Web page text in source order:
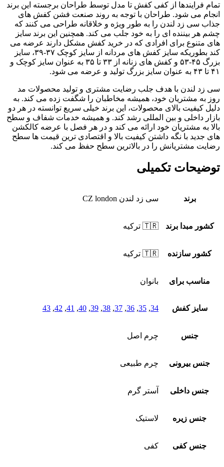
تمام فرایندها از کفی کفش تا مدل توسط طراحان برجسته این برند
انجام می شود. طراحان با توجه به روند صنعت فشن کفش های
جذاب سی زد لندن را به طور ویژه و خلاقانه طراحی می کنند که
چشم هر بیننده ای را به خود جلب می کند. همچنین این برند سایز
های متنوع برای افرادی که در خرید کفش مشکل دارند عرضه می
کند بطوریکه سایز کفش های مردانه از سایز کوچک ۳۷-۳۹، سایز
بزرگ ۴۵-۵۳ و کفش های زنانه از ۳۳ تا ۳۵ به عنوان سایز کوچک و
۴۱ تا ۴۳ به عنوان سایز بزرگ تولید و عرضه می شود.
سی زد لندن با هدف جلب رضایت مشتری و تولید محصولات مد
روز به مشتریان خود، همیشه مخاطبان را شگفت زده می کند. به
دلیل کیفیت بالای محصولات، این برند خیلی سریع توانسته در هر دو
بازار داخلی و بین المللی رشد کند. و همیشه خدمات شفاف و سطح
بالا به مشتریان خود ارائه می کند و در هر فصل با عرضه کالکشن
های جدید با نگه داشتن کیفیت بالا و اقتصادی ترین قیمت ها سطح
رضایت مشتریانش را در بالاترین سطح حفظ می کند.
توضیحات تکمیلی
برند سی زد لندن CZ london
کشور مبدا برند 🇹🇷 ترکیه
کشور سازنده 🇹🇷 ترکیه
مناسب برای بانوان
سایز کفش 34
,
35
,
36
,
37
,
38
,
39
,
40
,
41
,
42
,
43
جنس چرم اصل
جنس بیرونی چرم طبیعی
جنس داخلی آستر گرم
جنس زیره لاستیک
جنس کفی کفی